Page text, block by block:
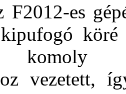
F2012-es
köré
komoly
vezetett,